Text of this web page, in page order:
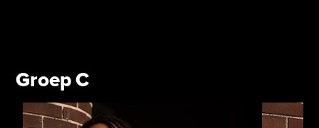
Groep C